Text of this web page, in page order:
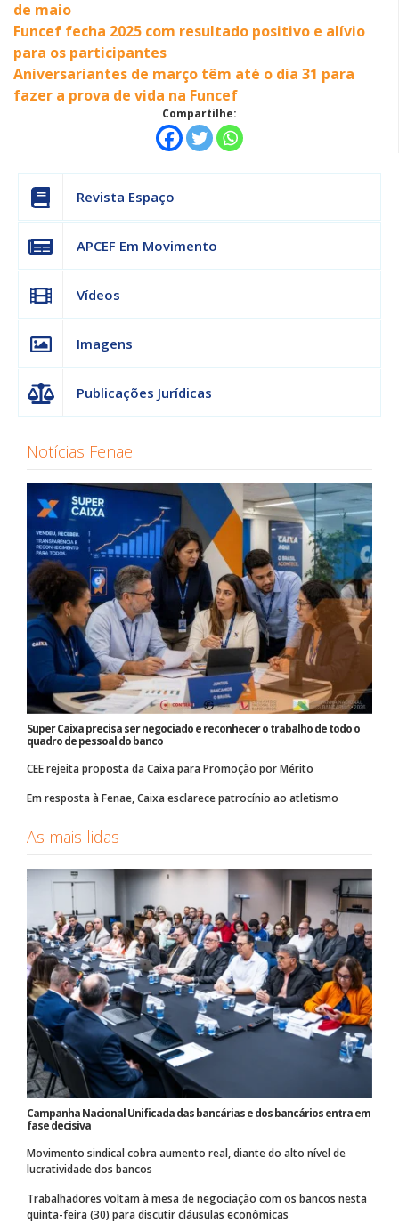
de maio
Funcef fecha 2025 com resultado positivo e alívio
para os participantes
Aniversariantes de março têm até o dia 31 para
fazer a prova de vida na Funcef
Compartilhe:
Revista Espaço
APCEF Em Movimento
Vídeos
Imagens
Publicações Jurídicas
Notícias Fenae
Super Caixa precisa ser negociado e reconhecer o trabalho de todo o
quadro de pessoal do banco
CEE rejeita proposta da Caixa para Promoção por Mérito
Em resposta à Fenae, Caixa esclarece patrocínio ao atletismo
As mais lidas
Campanha Nacional Unificada das bancárias e dos bancários entra em
fase decisiva
Movimento sindical cobra aumento real, diante do alto nível de
lucratividade dos bancos
Trabalhadores voltam à mesa de negociação com os bancos nesta
quinta-feira (30) para discutir cláusulas econômicas